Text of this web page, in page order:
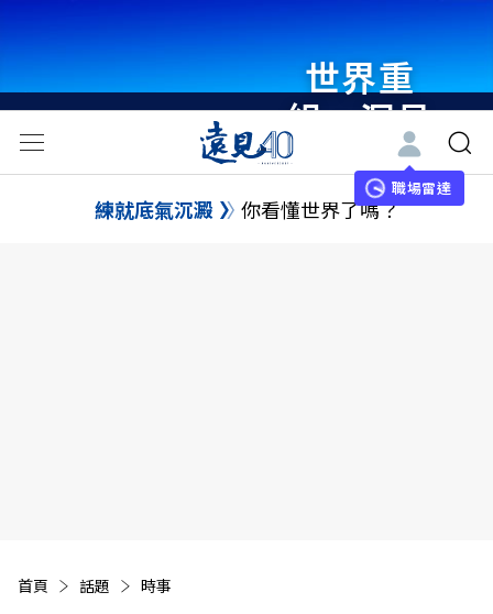
世界重
組・洞見
未來 與
世界領袖
職場雷達
練就底氣沉澱 你看懂世界了嗎？
首頁 話題 時事